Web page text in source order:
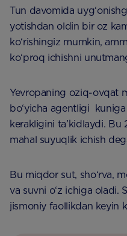
Tun davomida
yotishdan oldin bir oz
ko‘rishingiz mumkin,
ko‘proq ichishni
Yevropaning oziq-ovqat
bo‘yicha agentligi
kerakligini ta’kidlaydi.
mahal suyuqlik ichish
Bu miqdor sut, sho‘rva,
va suvni o‘z ichiga oladi.
jismoniy faollikdan keyin